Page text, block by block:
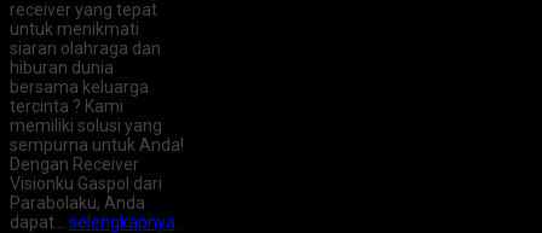
receiver yang tepat
untuk menikmati
siaran olahraga dan
hiburan dunia
bersama keluarga
tercinta ? Kami
memiliki solusi yang
sempurna untuk Anda!
Dengan Receiver
Visionku Gaspol dari
Parabolaku, Anda
dapat… selengkapnya